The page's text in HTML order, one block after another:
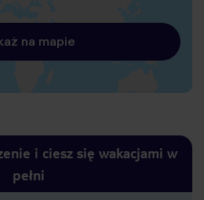
na mapie
i ciesz się wakacjami w
pełni